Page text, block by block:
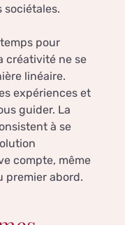
sociétales.
pour
créativité ne se
linéaire.
expériences et
guider. La
à se
compte, même
premier abord.